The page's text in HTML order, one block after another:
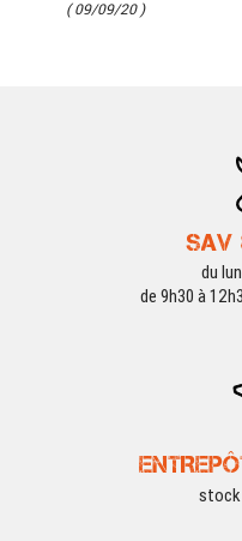
( 09/09/20 )
SAV
du
de 9h30 à
stock